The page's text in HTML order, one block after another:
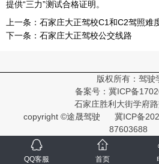
提供“三力”测试合格证明。
上一条： 石家庄大正驾校C1和C2驾照难
下一条： 石家庄大正驾校公交线路
版权所有：驾驶
备案号： 冀ICP备
石家庄胜利大街学府
copyright ©途晟驾驶
冀ICP备
87603688
QQ客服 首页